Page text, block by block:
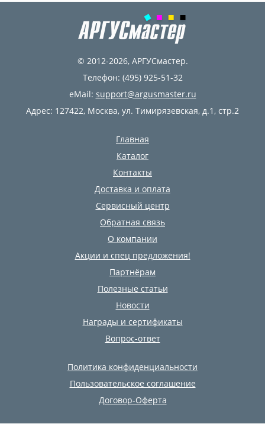
© 2012-2026, АРГУСмастер.
Телефон: (495) 925-51-32
eMail: support@argusmaster.ru
Адрес: 127422, Москва, ул. Тимирязевская, д.1, стр.2
Главная
Каталог
Контакты
Доставка и оплата
Сервисный центр
Обратная связь
О компании
Акции и спец предложения!
Партнёрам
Полезные статьи
Новости
Награды и сертификаты
Вопрос-ответ
Политика конфиденциальности
Пользовательское соглашение
Договор-Оферта